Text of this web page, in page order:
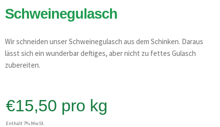
Schweinegulasch
Wir schneiden unser Schweinegulasch aus dem Schinken. Daraus
lässt sich ein wunderbar deftiges, aber nicht zu fettes Gulasch
zubereiten.
€15,50 pro kg
Enthält 7% MwSt.